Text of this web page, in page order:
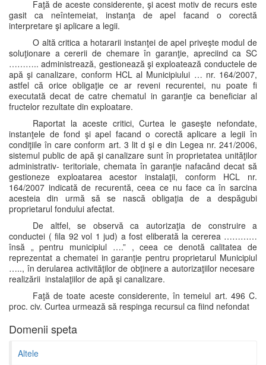
Faţă de aceste considerente, şi acest motiv de recurs este
gasit ca neîntemeiat, instanţa de apel facand o corectă
interpretare şi aplicare a legii.
O altă critica a hotararii instanţei de apel priveşte modul de
soluţionare a cererii de chemare în garanţie, apreciind ca SC
……….. administrează, gestionează şi exploatează conductele de
apă şi canalizare, conform HCL al Municipiului … nr. 164/2007,
astfel că orice obligaţie ce ar reveni recurentei, nu poate fi
executată decat de catre chematul in garanţie ca beneficiar al
fructelor rezultate din exploatare.
Raportat la aceste critici, Curtea le gaseşte nefondate,
instanţele de fond şi apel facand o corectă aplicare a legii în
condiţiile în care conform art. 3 lit d şi e din Legea nr. 241/2006,
sistemul public de apă şi canalizare sunt în proprietatea unităţilor
administrativ- teritoriale, chemata în garanţie nafacând decat să
gestioneze exploatarea acestor instalaţii, conform HCL nr.
164/2007 indicată de recurentă, ceea ce nu face ca în sarcina
acesteia din urmă să se nască obligaţia de a despăgubi
proprietarul fondului afectat.
De altfel, se observă ca autorizaţia de construire a
conductei ( fila 92 vol 1 jud) a fost eliberată la cererea …………
însă „ pentru municipiul ….” , ceea ce denotă calitatea de
reprezentat a chematei in garanţie pentru proprietarul Municipiul
….., în derularea activităţilor de obţinere a autorizaţiilor necesare
realizării instalaţiilor de apă şi canalizare.
Faţă de toate aceste considerente, în temeiul art. 496 C.
proc. civ. Curtea urmează să respinga recursul ca fiind nefondat
Domenii speta
Altele